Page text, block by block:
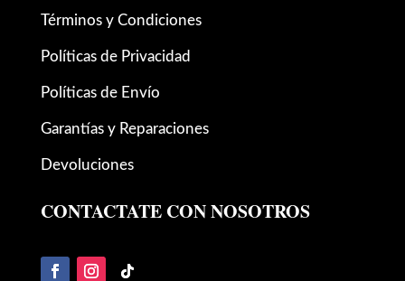
Términos y Condiciones
Políticas de Privacidad
Políticas de Envío
Garantías y Reparaciones
Devoluciones
CONTACTATE CON NOSOTROS